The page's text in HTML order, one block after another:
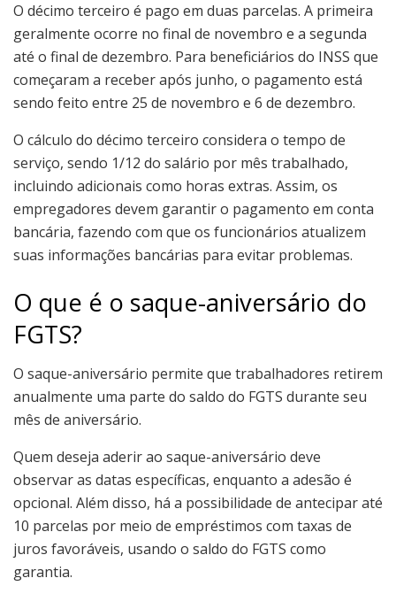
O décimo terceiro é pago em duas parcelas. A primeira
geralmente ocorre no final de novembro e a segunda
até o final de dezembro. Para beneficiários do INSS que
começaram a receber após junho, o pagamento está
sendo feito entre 25 de novembro e 6 de dezembro.
O cálculo do décimo terceiro considera o tempo de
serviço, sendo 1/12 do salário por mês trabalhado,
incluindo adicionais como horas extras. Assim, os
empregadores devem garantir o pagamento em conta
bancária, fazendo com que os funcionários atualizem
suas informações bancárias para evitar problemas.
O que é o saque-aniversário do
FGTS?
O saque-aniversário permite que trabalhadores retirem
anualmente uma parte do saldo do FGTS durante seu
mês de aniversário.
Quem deseja aderir ao saque-aniversário deve
observar as datas específicas, enquanto a adesão é
opcional. Além disso, há a possibilidade de antecipar até
10 parcelas por meio de empréstimos com taxas de
juros favoráveis, usando o saldo do FGTS como
garantia.